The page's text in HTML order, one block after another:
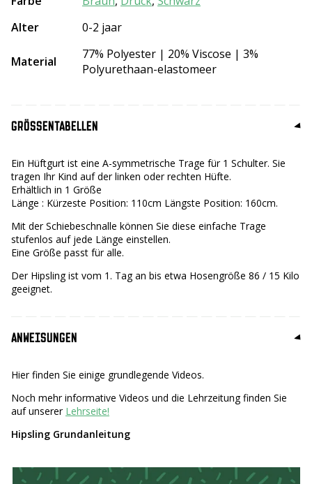
Alter
0-2 jaar
Material
77% Polyester | 20% Viscose | 3%
Polyurethaan-elastomeer
GRÖSSENTABELLEN
Ein Hüftgurt ist eine A-symmetrische Trage für 1 Schulter. Sie
tragen Ihr Kind auf der linken oder rechten Hüfte.
Erhältlich in 1 Größe
Länge : Kürzeste Position: 110cm Längste Position: 160cm.
Mit der Schiebeschnalle können Sie diese einfache Trage
stufenlos auf jede Länge einstellen.
Eine Größe passt für alle.
Der Hipsling ist vom 1. Tag an bis etwa Hosengröße 86 / 15 Kilo
geeignet.
ANWEISUNGEN
Hier finden Sie einige grundlegende Videos.
Noch mehr informative Videos und die Lehrzeitung finden Sie
auf unserer Lehrseite!
Hipsling Grundanleitung